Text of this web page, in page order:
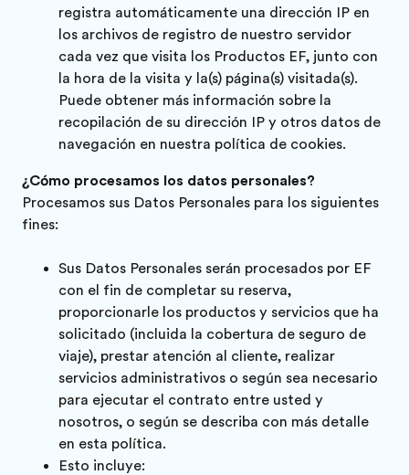
registra automáticamente una dirección IP en
los archivos de registro de nuestro servidor
cada vez que visita los Productos EF, junto con
la hora de la visita y la(s) página(s) visitada(s).
Puede obtener más información sobre la
recopilación de su dirección IP y otros datos de
navegación en nuestra política de cookies.
¿Cómo procesamos los datos personales?
Procesamos sus Datos Personales para los siguientes
fines:
Sus Datos Personales serán procesados por EF
con el fin de completar su reserva,
proporcionarle los productos y servicios que ha
solicitado (incluida la cobertura de seguro de
viaje), prestar atención al cliente, realizar
servicios administrativos o según sea necesario
para ejecutar el contrato entre usted y
nosotros, o según se describa con más detalle
en esta política.
Esto incluye: